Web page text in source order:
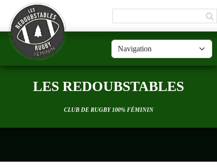
LES REDOUBSTABLES
CLUB DE RUGBY 100% FÉMININ
Panneau de gestion des cookies